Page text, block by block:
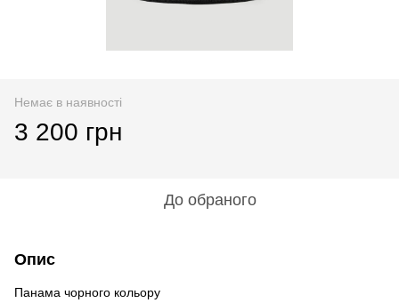
Немає в наявності
3 200 грн
До обраного
Опис
Панама чорного кольору